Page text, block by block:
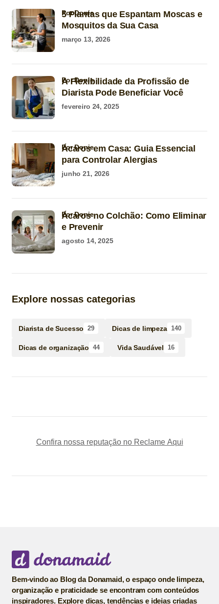
5 Plantas que Espantam Moscas e
Mosquitos da Sua Casa
por Donie
março 13, 2026
A Flexibilidade da Profissão de
Diarista Pode Beneficiar Você
por Donie
fevereiro 24, 2025
Ácaros em Casa: Guia Essencial
para Controlar Alergias
por Donie
junho 21, 2026
Ácaros no Colchão: Como Eliminar
e Prevenir
por Donie
agosto 14, 2025
Explore nossas categorias
Diarista de Sucesso 29 Dicas de limpeza 140
Dicas de organização 44 Vida Saudável 16
Confira nossa reputação no Reclame Aqui
Bem-vindo ao Blog da Donamaid, o espaço onde limpeza,
organização e praticidade se encontram com conteúdos
inspiradores. Explore dicas, tendências e ideias criadas